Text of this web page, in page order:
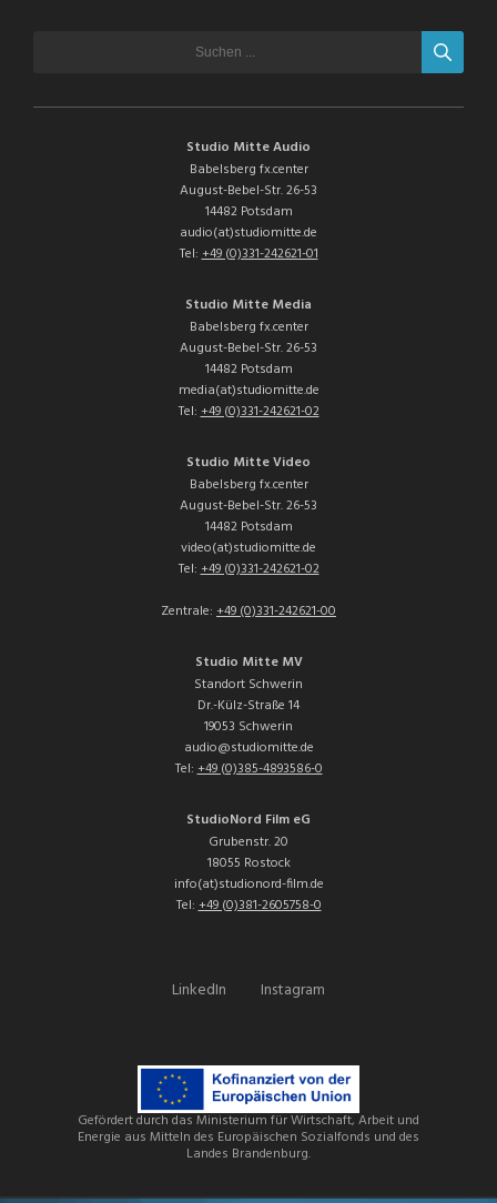
Studio Mitte Audio
Babelsberg fx.center
August-Bebel-Str. 26-53
14482 Potsdam
audio(at)studiomitte.de
Tel:+49 (0)331-242621-01
Studio Mitte Media
Babelsberg fx.center
August-Bebel-Str. 26-53
14482 Potsdam
media(at)studiomitte.de
Tel:+49 (0)331-242621-02
Studio Mitte Video
Babelsberg fx.center
August-Bebel-Str. 26-53
14482 Potsdam
video(at)studiomitte.de
Tel:+49 (0)331-242621-02
Zentrale: +49 (0)331-242621-00
Studio Mitte MV
Standort Schwerin
Dr.-Külz-Straße 14
19053 Schwerin
audio@studiomitte.de
Tel:+49 (0)385-4893586-0
StudioNord Film eG
Grubenstr. 20
18055 Rostock
info(at)studionord-film.de
Tel:+49 (0)381-2605758-0
LinkedIn Instagram
Gefördert durch das Ministerium für Wirtschaft, Arbeit und
Energie aus Mitteln des Europäischen Sozialfonds und des
Landes Brandenburg.